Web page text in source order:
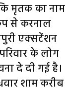
मृतक का नाम
से करनाल
एक्सटेंशन
के लोग
दे दी गई है।
शाम करीब